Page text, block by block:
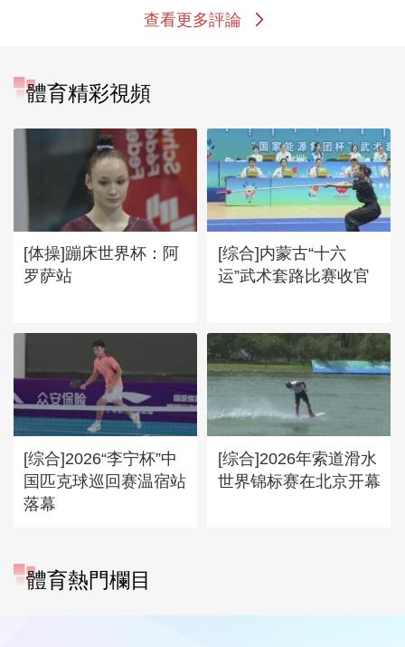
查看更多評論
體育精彩視頻
[体操]蹦床世界杯：阿
罗萨站
[综合]内蒙古“十六
运”武术套路比赛收官
[综合]2026“李宁杯”中
国匹克球巡回赛温宿站
落幕
[综合]2026年索道滑水
世界锦标赛在北京开幕
體育熱門欄目